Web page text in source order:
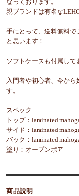
なっております。
親ブランドは有名な
手にとって、送料無料で
と思います！
ソフトケースも付属して
入門者や初心者、今か
す。
スペック
トップ：laminated
サイド：laminated
バック：laminated
塗り：オープンポア
商品説明